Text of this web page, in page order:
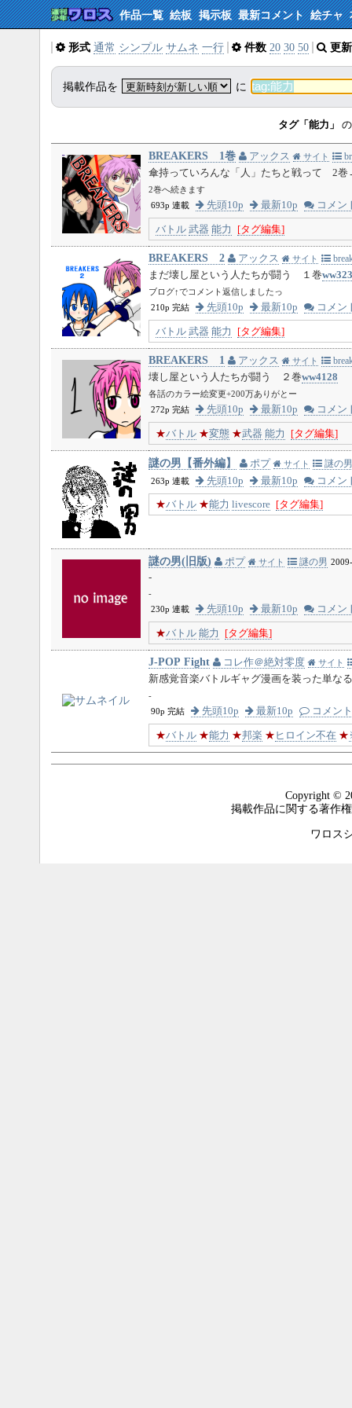
作品一覧 絵板 掲示板 最新コメント 絵チャ
形式 通常 シンプル サムネ 一行 件数 20 30 50 更
掲載作品を に
タグ「能力」
BREAKERS 1巻 アックス サイト
傘持っていろんな「人」たちと戦って 2
2巻へ続きます
693p 連載
先頭10p 最新10p コメン
バトル 武器 能力 [タグ編集]
BREAKERS 2 アックス サイト
まだ壊し屋という人たちが闘う １巻
ブログ↑でコメント返信しましたっ
210p 完結
先頭10p 最新10p コメン
バトル 武器 能力 [タグ編集]
BREAKERS 1 アックス サイト
壊し屋という人たちが闘う ２巻ww4128
各話のカラー絵変更+200万ありがとー
272p 完結
先頭10p 最新10p コメン
★バトル ★変態 ★武器 能力 [タグ編集]
謎の男【番外編】 ポプ サイト 謎の男
263p 連載 先頭10p 最新10p コメン
★バトル ★能力 livescore [タグ編集]
謎の男(旧版) ポプ サイト 謎の男
-
-
230p 連載
先頭10p 最新10p コメン
★バトル 能力 [タグ編集]
J-POP Fight コレ作＠絶対零度 サイト
新感覚音楽バトルギャグ漫画を装った単な
-
90p 完結
先頭10p 最新10p コメント
★バトル ★能力 ★邦楽 ★ ヒロイン不在 ★
Copyright ©
掲載作品に関する著作
ワロス